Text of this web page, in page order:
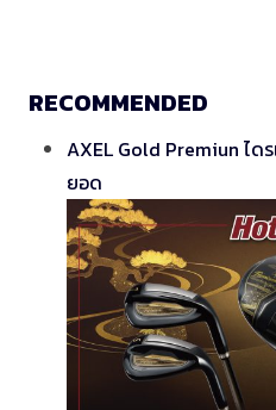
RECOMMENDED
AXEL Gold Premiun ได
ยอด